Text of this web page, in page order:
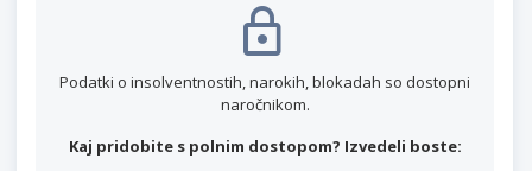
Podatki o insolventnostih, narokih, blokadah so dostopni
naročnikom.
Kaj pridobite s polnim dostopom? Izvedeli boste: